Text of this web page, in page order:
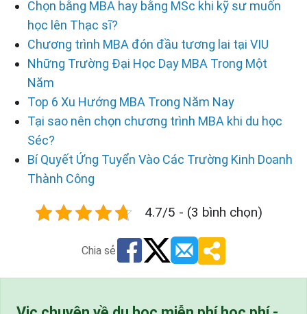
Chọn bằng MBA hay bằng MSc khi kỹ sư muốn
học lên Thạc sĩ?
Chương trình MBA đón đầu tương lai tại VIU
Những Trường Đại Học Dạy MBA Trong Một
Năm
Top 6 Xu Hướng MBA Trong Năm Nay
Tại sao nên chọn chương trình MBA khi du học
Séc?
Bí Quyết Ứng Tuyển Vào Các Trường Kinh Doanh
Thành Công
4.7/5 - (3 bình chọn)
Chia sẻ